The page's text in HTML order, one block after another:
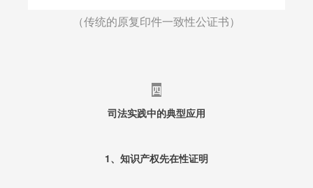
（传统的原复印件一致性公证书）
四
司法实践中的典型应用
1、知识产权先在性证明